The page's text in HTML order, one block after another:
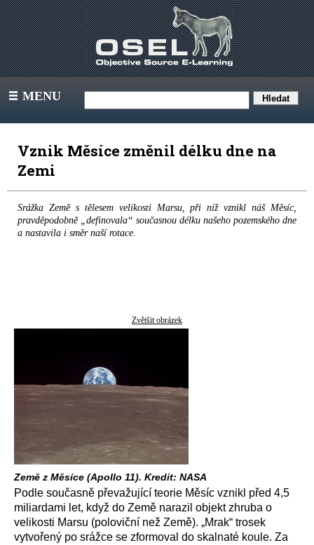
III MENU
Vznik Měsíce změnil délku dne na
Zemi
Srážka Země s tělesem velikosti Marsu, při níž vznikl náš Měsíc,
pravděpodobně „definovala“ současnou délku našeho pozemského dne
a nastavila i směr naší rotace.
Zvětšit obrázek
Země z Měsíce (Apollo 11). Kredit: NASA
Podle současně převažující teorie Měsíc vznikl před 4,5
miliardami let, když do Země narazil objekt zhruba o
velikosti Marsu (poloviční než Země). „Mrak“ trosek
vytvořený po srážce se zformoval do skalnaté koule. Za